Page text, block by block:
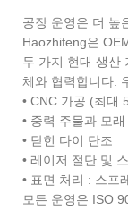
공장 운영은 더 높
Haozhifeng은
두 가지 현대 생산
체와 협력합니다.
• CNC 가공 (최대
• 중력 주물과 모래
• 닫힌 다이 단조
• 레이저 절단 및
• 표면 처리 : 스프
모든 운영은 ISO